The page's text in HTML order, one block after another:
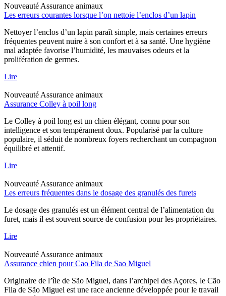
Nouveauté Assurance animaux
Les erreurs courantes lorsque l’on nettoie l’enclos d’un lapin
Nettoyer l’enclos d’un lapin paraît simple, mais certaines erreurs
fréquentes peuvent nuire à son confort et à sa santé. Une hygiène
mal adaptée favorise l’humidité, les mauvaises odeurs et la
prolifération de germes.
Lire
Nouveauté Assurance animaux
Assurance Colley à poil long
Le Colley à poil long est un chien élégant, connu pour son
intelligence et son tempérament doux. Popularisé par la culture
populaire, il séduit de nombreux foyers recherchant un compagnon
équilibré et attentif.
Lire
Nouveauté Assurance animaux
Les erreurs fréquentes dans le dosage des granulés des furets
Le dosage des granulés est un élément central de l’alimentation du
furet, mais il est souvent source de confusion pour les propriétaires.
Lire
Nouveauté Assurance animaux
Assurance chien pour Cao Fila de Sao Miguel
Originaire de l’île de São Miguel, dans l’archipel des Açores, le Cão
Fila de São Miguel est une race ancienne développée pour le travail